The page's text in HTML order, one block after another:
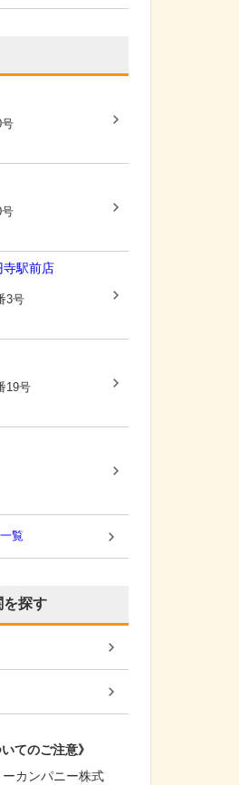
寺駅前店
3号
19号
覧
を探す
てのご注意》
カンパニー株式